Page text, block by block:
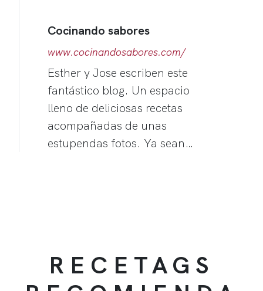
Cocinando sabores
www.cocinandosabores.com/
Esther y Jose escriben este
fantástico blog. Un espacio
lleno de deliciosas recetas
acompañadas de unas
estupendas fotos. Ya sean…
RECETAGS